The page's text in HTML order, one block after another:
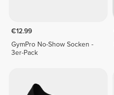
€12.99
GymPro No-Show Socken -
3er-Pack